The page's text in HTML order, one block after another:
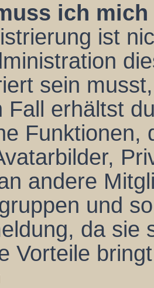
ich
ist
sein
Fall erhältst
Funktionen,
andere
und
da sie
Vorteile